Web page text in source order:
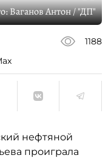
Ваганов Антон / "ДП"
1188
нефтяной
проиграла